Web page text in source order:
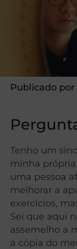
Publicado por
Tenho um
minha
uma pessoa
melhorar a
exercícios,
Sei que aqui
assemelho a
a cópia do